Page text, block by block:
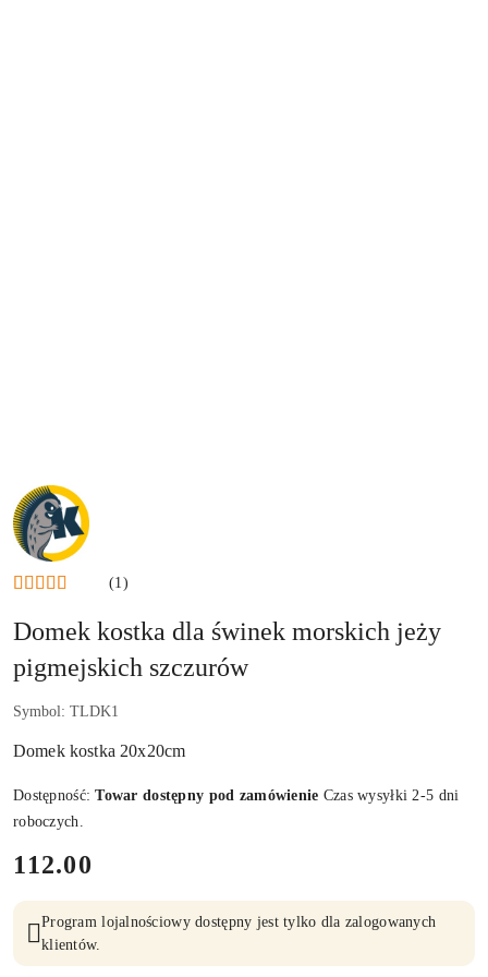
NAZWA
PRODUCENTA:
KRAINA
TUPTUSIA
(1)
Domek kostka dla świnek morskich jeży
pigmejskich szczurów
Symbol: TLDK1
Domek kostka 20x20cm
Dostępność:Towar dostępny pod zamówienie Czas wysyłki 2-5 dni
roboczych.
cena:
112.00
Program lojalnościowy dostępny jest tylko dla zalogowanych
klientów.